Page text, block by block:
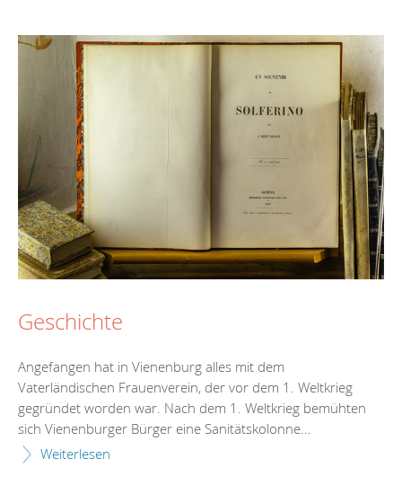
Geschichte
Angefangen hat in Vienenburg alles mit dem
Vaterländischen Frauenverein, der vor dem 1. Weltkrieg
gegründet worden war. Nach dem 1. Weltkrieg bemühten
sich Vienenburger Bürger eine Sanitätskolonne...
Weiterlesen